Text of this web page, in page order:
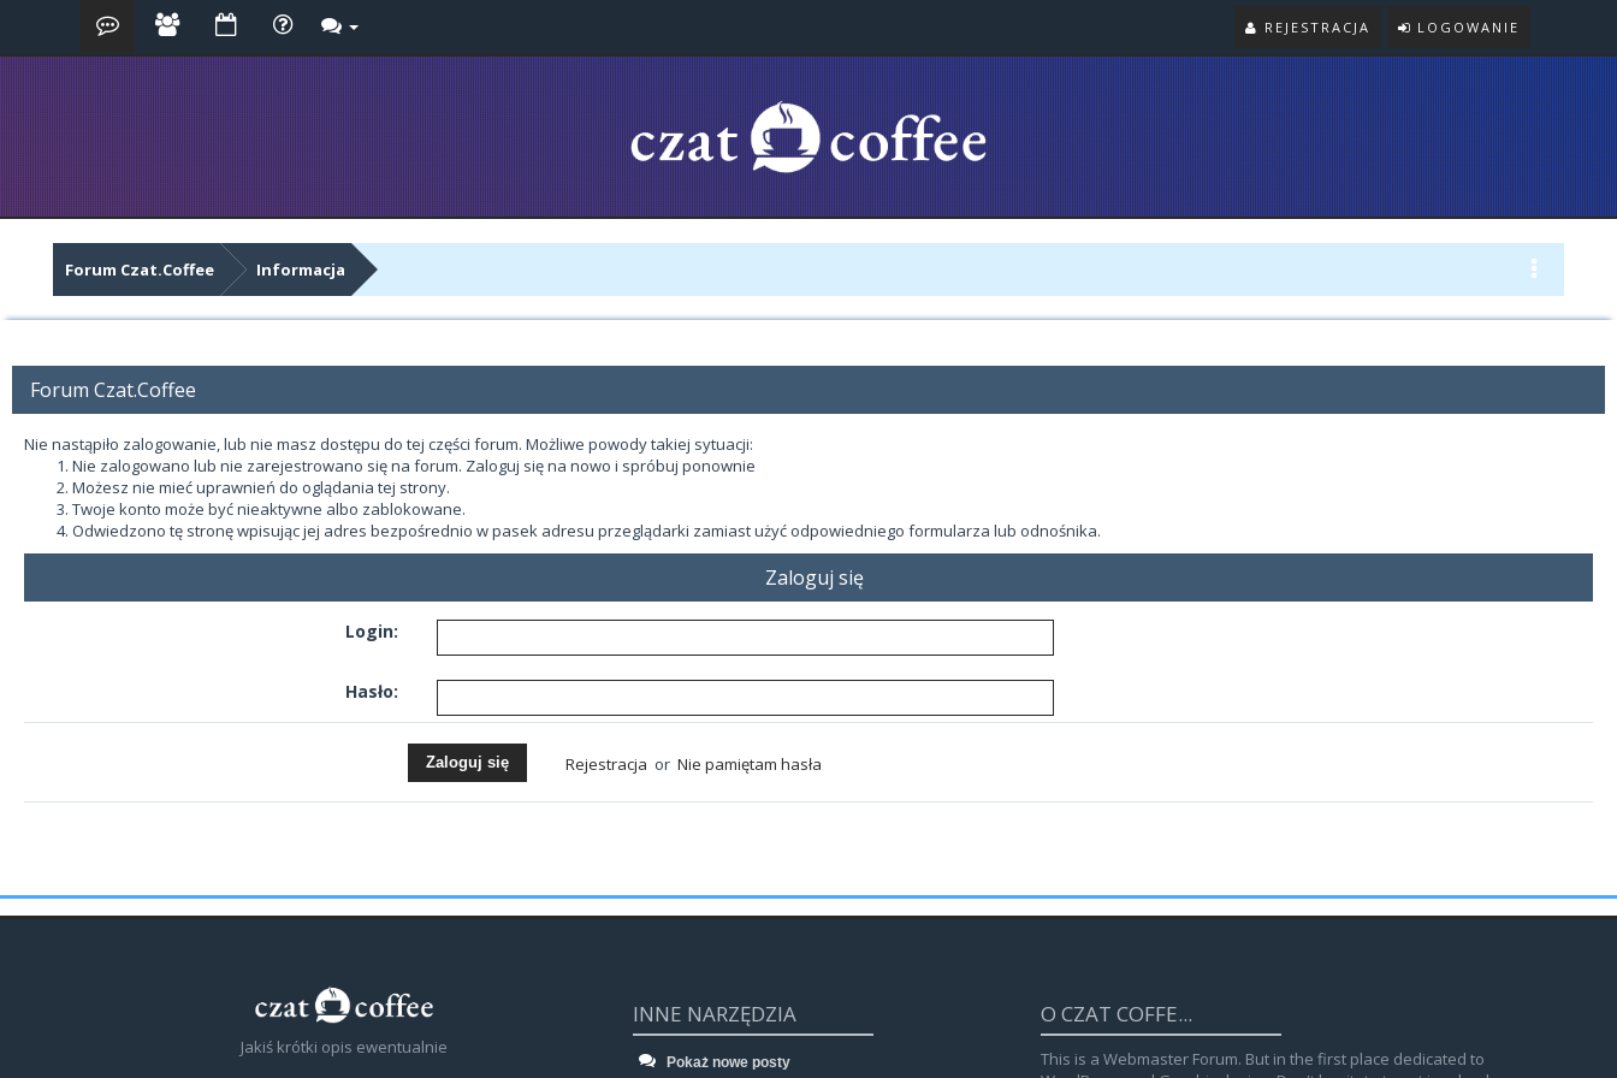
LOGOWANIE
REJESTRACJA
Forum Czat.Coffee Informacja
Forum Czat.Coffee
Nie nastąpiło zalogowanie, lub nie masz dostępu do tej części forum. Możliwe powody takiej sytuacji:
Nie zalogowano lub nie zarejestrowano się na forum. Zaloguj się na nowo i spróbuj ponownie
Możesz nie mieć uprawnień do oglądania tej strony.
Twoje konto może być nieaktywne albo zablokowane.
Odwiedzono tę stronę wpisując jej adres bezpośrednio w pasek adresu przeglądarki zamiast użyć odpowiedniego formularza lub odnośnika.
Zaloguj się
Login:
Hasło:
Rejestracja or Nie pamiętam hasła
Jakiś krótki opis ewentualnie
INNE NARZĘDZIA
Pokaż nowe posty
O CZAT COFFE...
This is a Webmaster Forum. But in the first place dedicated to